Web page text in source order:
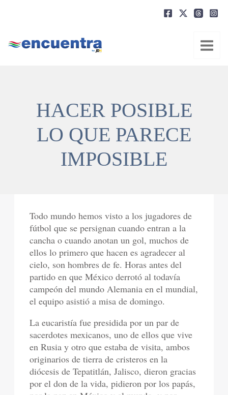
HACER POSIBLE
LO QUE PARECE
IMPOSIBLE
Todo mundo hemos visto a los jugadores de
fútbol que se persignan cuando entran a la
cancha o cuando anotan un gol, muchos de
ellos lo primero que hacen es agradecer al
cielo, son hombres de fe. Horas antes del
partido en que México derrotó al todavía
campeón del mundo Alemania en el mundial,
el equipo asistió a misa de domingo.
La eucaristía fue presidida por un par de
sacerdotes mexicanos, uno de ellos que vive
en Rusia y otro que estaba de visita, ambos
originarios de tierra de cristeros en la
diócesis de Tepatitlán, Jalisco, dieron gracias
por el don de la vida, pidieron por los papás,